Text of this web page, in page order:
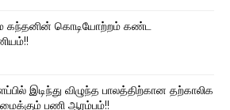
கந்தனின் கொடியோற்றம் கண்ட
இடிந்து விழுந்த பாலத்திற்கான தற்காலிக
பணி ஆரம்பம்!!